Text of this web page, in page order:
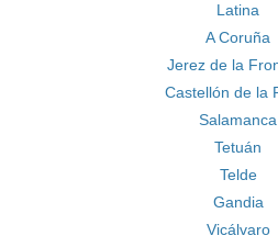
Latina
A Coruña
Jerez de la
Castellón de la
Salamanca
Tetuán
Telde
Gandia
Vicálvaro